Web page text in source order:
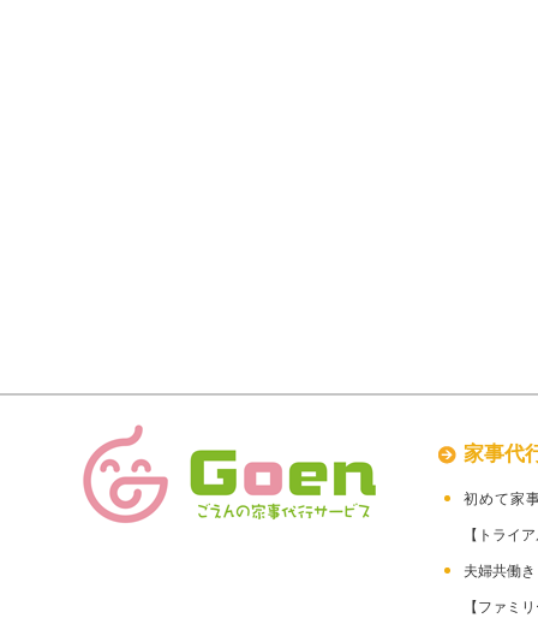
家事代
初めて家
【トライ
夫婦共働
【ファミ